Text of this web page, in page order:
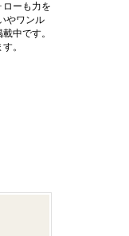
ーも力を
やワンル
中です。
。